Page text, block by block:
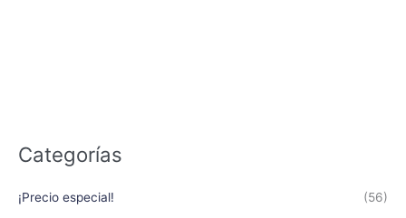
Categorías
¡Precio especial! (56)